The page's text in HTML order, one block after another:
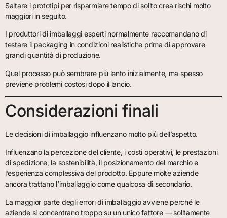
Saltare i prototipi per risparmiare tempo di solito crea rischi molto
maggiori in seguito.
I produttori di imballaggi esperti normalmente raccomandano di
testare il packaging in condizioni realistiche prima di approvare
grandi quantità di produzione.
Quel processo può sembrare più lento inizialmente, ma spesso
previene problemi costosi dopo il lancio.
Considerazioni finali
Le decisioni di imballaggio influenzano molto più dell’aspetto.
Influenzano la percezione del cliente, i costi operativi, le prestazioni
di spedizione, la sostenibilità, il posizionamento del marchio e
l’esperienza complessiva del prodotto. Eppure molte aziende
ancora trattano l’imballaggio come qualcosa di secondario.
La maggior parte degli errori di imballaggio avviene perché le
aziende si concentrano troppo su un unico fattore — solitamente